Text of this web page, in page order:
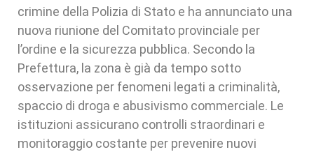
crimine della Polizia di Stato e ha annunciato una
nuova riunione del Comitato provinciale per
l’ordine e la sicurezza pubblica. Secondo la
Prefettura, la zona è già da tempo sotto
osservazione per fenomeni legati a criminalità,
spaccio di droga e abusivismo commerciale. Le
istituzioni assicurano controlli straordinari e
monitoraggio costante per prevenire nuovi